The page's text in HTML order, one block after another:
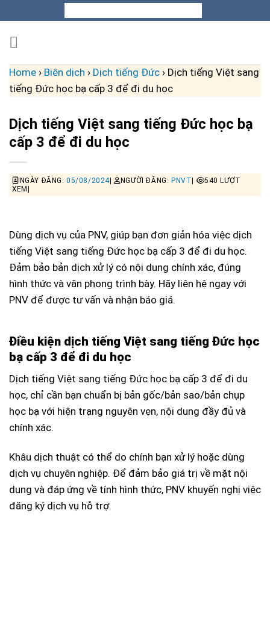
to
content
Home › Biên dịch › Dịch tiếng Đức › Dịch tiếng Việt sang
tiếng Đức học bạ cấp 3 để đi du học
Dịch tiếng Việt sang tiếng Đức học bạ
cấp 3 để đi du học
NGÀY ĐĂNG:05/08/2024 NGƯỜI ĐĂNG: PNVT
540 LƯỢT
XEM|
Dùng dịch vụ của PNV, giúp bạn đơn giản hóa việc dịch
tiếng Việt sang tiếng Đức học bạ cấp 3 để đi du học.
Đảm bảo bản dịch xử lý có nội dung chính xác, đúng
hình thức và văn phong trình bày. Hãy liên hệ ngay với
PNV để được tư vấn và nhận báo giá.
Điều kiện dịch tiếng Việt sang tiếng Đức học
bạ cấp 3 để đi du học
Dịch tiếng Việt sang tiếng Đức học bạ cấp 3 để đi du
học, chỉ cần bạn chuẩn bị bản gốc/bản sao/bản chụp
học bạ với hiện trạng nguyên vẹn, nội dung đầy đủ và
chính xác.
Khâu dịch thuật có thể do chính bạn xử lý hoặc dùng
dịch vụ chuyên nghiệp. Để đảm bảo giá trị về mặt nội
dung và đáp ứng về tính hình thức, PNV khuyến nghị việc
đăng ký dịch vụ hỗ trợ.